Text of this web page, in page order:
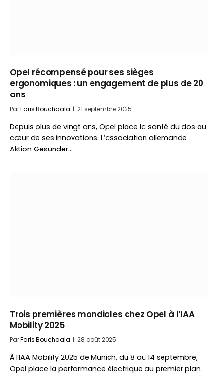
Opel récompensé pour ses sièges
ergonomiques : un engagement de plus de 20
ans
ParFaris Bouchaala 21 septembre 2025
Depuis plus de vingt ans, Opel place la santé du dos au
cœur de ses innovations. L’association allemande
Aktion Gesunder…
Trois premières mondiales chez Opel à l’IAA
Mobility 2025
ParFaris Bouchaala 28 août 2025
À l’IAA Mobility 2025 de Munich, du 8 au 14 septembre,
Opel place la performance électrique au premier plan.